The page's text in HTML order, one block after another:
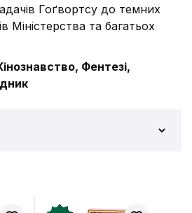
Гоґвортсу до темних
Міністерства та багатьох
Фентезі,